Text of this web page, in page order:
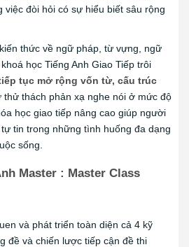
việc đòi hỏi có sự hiểu biết sâu rộng
thức về ngữ pháp, từ vựng, ngữ
học Tiếng Anh Giao Tiếp trôi
tục mở rộng vốn từ, cấu trúc
thử thách phản xạ nghe nói ở mức độ
học giao tiếp nâng cao giúp người
tin trong những tình huống đa dạng
sống.
Master : Master Class
và phát triển toàn diện cả 4 kỹ
đề và chiến lược tiếp cận đề thi